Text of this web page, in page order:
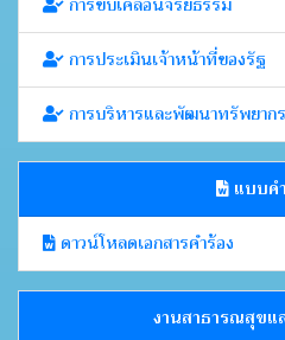
การประเมินเจ้าหน้าที่ของรัฐ
การบริหารและพัฒนาทรัพยา
แบบค
ดาวน์โหลดเอกสารคำร้อง
งานสาธารณสุขแ